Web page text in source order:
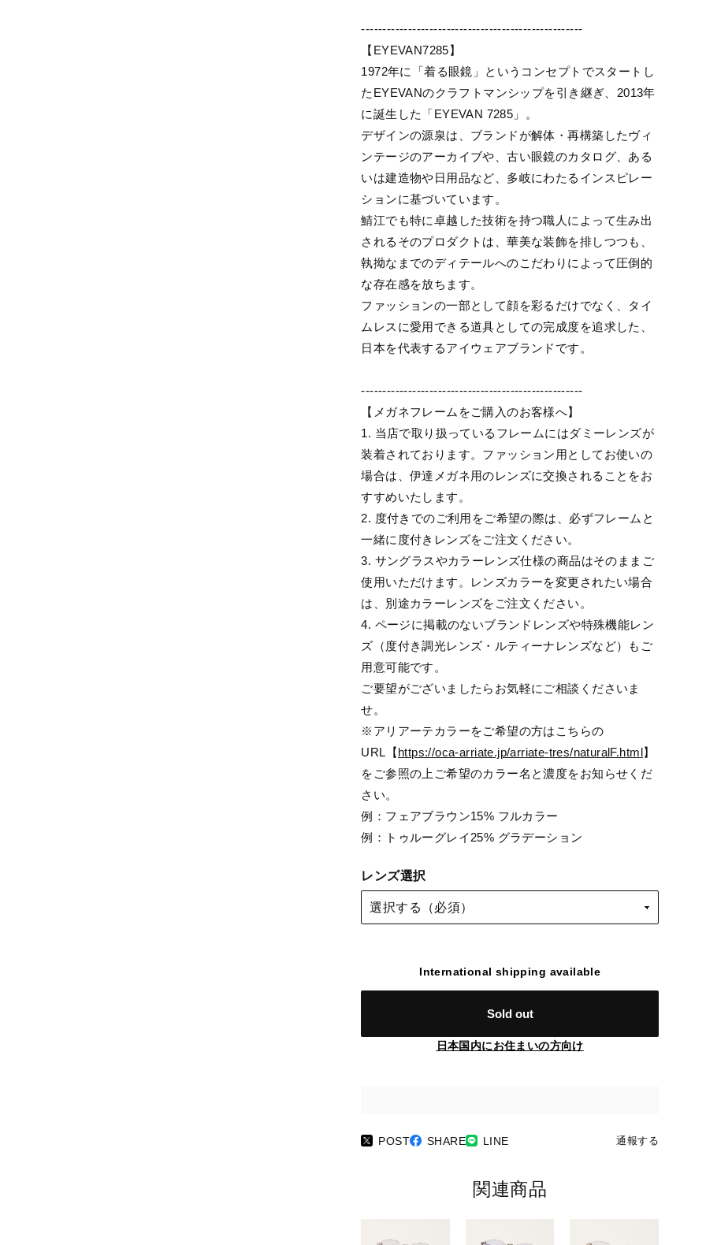
----------------------------------------------------
【EYEVAN7285】
1972年に「着る眼鏡」というコンセプトでスタートし
たEYEVANのクラフトマンシップを引き継ぎ、2013年
に誕生した「EYEVAN 7285」。
デザインの源泉は、ブランドが解体・再構築したヴィ
ンテージのアーカイブや、古い眼鏡のカタログ、ある
いは建造物や日用品など、多岐にわたるインスピレー
ションに基づいています。
鯖江でも特に卓越した技術を持つ職人によって生み出
されるそのプロダクトは、華美な装飾を排しつつも、
執拗なまでのディテールへのこだわりによって圧倒的
な存在感を放ちます。
ファッションの一部として顔を彩るだけでなく、タイ
ムレスに愛用できる道具としての完成度を追求した、
日本を代表するアイウェアブランドです。
----------------------------------------------------
【メガネフレームをご購入のお客様へ】
1. 当店で取り扱っているフレームにはダミーレンズが
装着されております。ファッション用としてお使いの
場合は、伊達メガネ用のレンズに交換されることをお
すすめいたします。
2. 度付きでのご利用をご希望の際は、必ずフレームと
一緒に度付きレンズをご注文ください。
3. サングラスやカラーレンズ仕様の商品はそのままご
使用いただけます。レンズカラーを変更されたい場合
は、別途カラーレンズをご注文ください。
4. ページに掲載のないブランドレンズや特殊機能レン
ズ（度付き調光レンズ・ルティーナレンズなど）もご
用意可能です。
ご要望がございましたらお気軽にご相談くださいま
せ。
※アリアーテカラーをご希望の方はこちらの
URL【https://oca-arriate.jp/arriate-tres/naturalF.html】
をご参照の上ご希望のカラー名と濃度をお知らせくだ
さい。
例：フェアブラウン15% フルカラー
例：トゥルーグレイ25% グラデーション
レンズ選択
International shipping available
Sold out
日本国内にお住まいの方向け
POST SHARE LINE 通報する
関連商品